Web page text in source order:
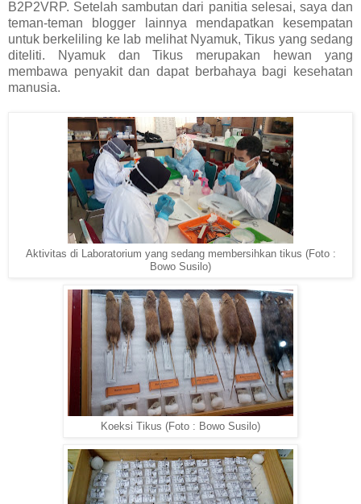
B2P2VRP. Setelah sambutan dari panitia selesai, saya dan
teman-teman blogger lainnya mendapatkan kesempatan
untuk berkeliling ke lab melihat Nyamuk, Tikus yang sedang
diteliti. Nyamuk dan Tikus merupakan hewan yang
membawa penyakit dan dapat berbahaya bagi kesehatan
manusia.
Aktivitas di Laboratorium yang sedang membersihkan tikus (Foto :
Bowo Susilo)
Koeksi Tikus (Foto : Bowo Susilo)